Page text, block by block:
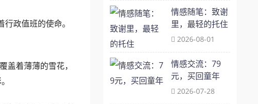
情感随笔：致谢
里，最轻的托住
2026-08-01
情感交流：79
元，买回童年
2026-07-28
政值班的使命。
着薄薄的雪花，